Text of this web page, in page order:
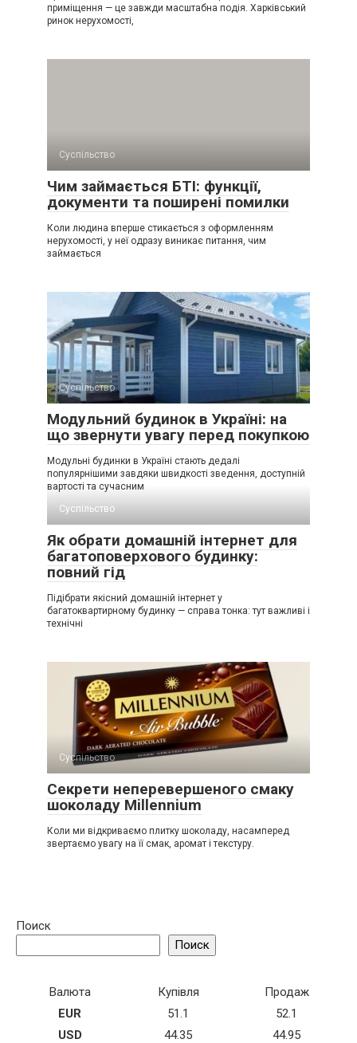
приміщення — це завжди масштабна подія. Харківський
ринок нерухомості,
Суспільство
Чим займається БТІ: функції,
документи та поширені помилки
Коли людина вперше стикається з оформленням
нерухомості, у неї одразу виникає питання, чим
займається
Суспільство
Модульний будинок в Україні: на
що звернути увагу перед покупкою
Модульні будинки в Україні стають дедалі
популярнішими завдяки швидкості зведення, доступній
вартості та сучасним
Суспільство
Як обрати домашній інтернет для
багатоповерхового будинку:
повний гід
Підібрати якісний домашній інтернет у
багатоквартирному будинку — справа тонка: тут важливі і
технічні
Суспільство
Секрети неперевершеного смаку
шоколаду Millennium
Коли ми відкриваємо плитку шоколаду, насамперед
звертаємо увагу на її смак, аромат і текстуру.
Поиск
Поиск
Валюта Купівля
Продаж
EUR
51.1
52.1
USD
44.35 44.95